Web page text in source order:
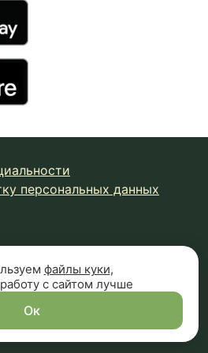
персональных данных
торговая марка.
с сайта запрещено.
носит справочный характер и
(п.2 ст.437 ГК РФ)
файлы куки,
с сайтом лучше
Ок